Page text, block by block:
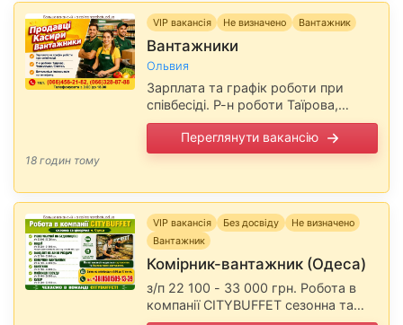
VIP вакансія Не визначено Вантажник
Вантажники
Ольвия
Зарплата та графік роботи при
співбесіді. Р-н роботи Таїрова,
Черемушки, Фонтан. Докладніша
інформація по телефону. Повідомте,
будь ласка, роботодавцю, що Ви
Переглянути вакансію
18 годин тому
VIP вакансія Без досвіду
Не визначено
Вантажник
Комірник-вантажник (Одеса)
з/п 22 100 - 33 000 грн. Робота в
компанії CITYBUFFET сезонна та
цілорічна На всі вакансії надається